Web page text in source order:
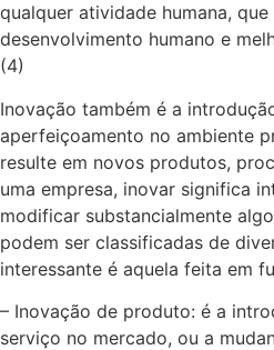
qualquer atividade humana,
desenvolvimento humano e
(4)
Inovação também é a
aperfeiçoamento no ambiente
resulte em novos produtos,
uma empresa, inovar significa
modificar substancialmente
podem ser classificadas de
interessante é aquela feita em
– Inovação de produto: é a
serviço no mercado, ou a